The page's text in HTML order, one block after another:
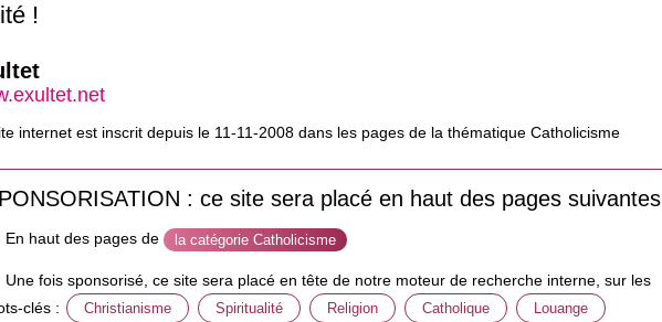
!
internet est inscrit depuis le 11-11-2008 dans les pages de la thématique Catholicisme
: ce site sera placé en haut des pages suivantes
En haut des pages de la catégorie Catholicisme
Une fois sponsorisé, ce site sera placé en tête de notre moteur de recherche interne, sur les
clés :
Christianisme Spiritualité Religion Catholique Louange